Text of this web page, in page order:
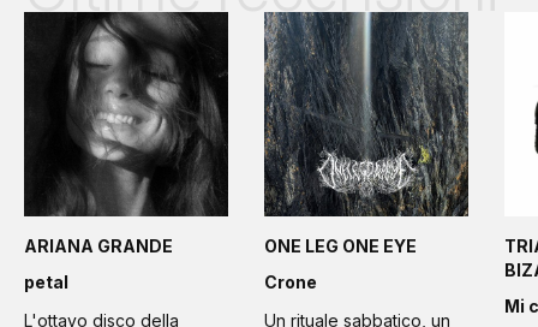
ARIANA GRANDE
petal
L'ottavo disco della
ONE LEG ONE EYE
Crone
Un rituale sabbatico, un
Mi